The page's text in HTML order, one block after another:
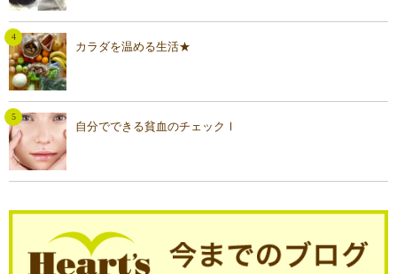
カラダを温める生活★
自分でできる貧血のチェックⅠ